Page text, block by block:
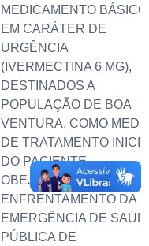
MEDICAMENTO BÁSICO
EM CARÁTER DE
URGÊNCIA
(IVERMECTINA 6 MG),
DESTINADOS A
POPULAÇÃO DE BOA
VENTURA, COMO
DE TRATAMENTO
DO PACIENTE,
OBEJTIVANDO
ENFRENTAMENTO DA
EMERGÊNCIA DE
PÚBLICA DE